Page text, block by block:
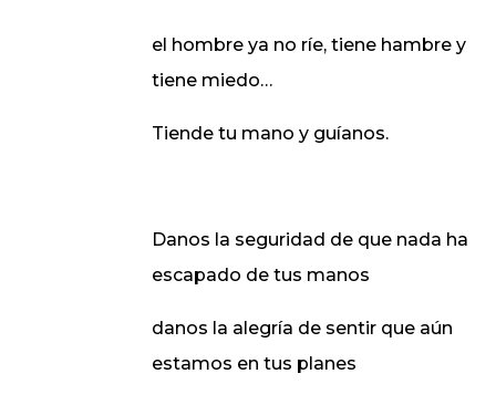
el hombre ya no ríe, tiene hambre y
tiene miedo…
Tiende tu mano y guíanos.
Danos la seguridad de que nada ha
escapado de tus manos
danos la alegría de sentir que aún
estamos en tus planes